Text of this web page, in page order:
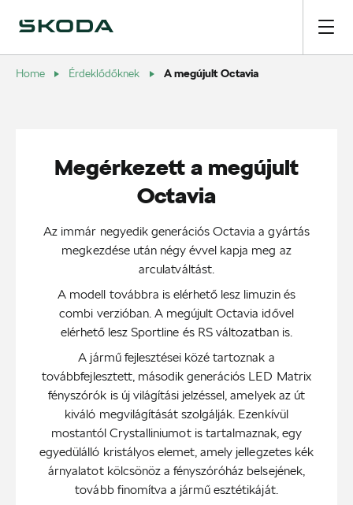
Home Érdeklődőknek A megújult Octavia
Megérkezett a megújult
Octavia
Az immár negyedik generációs Octavia a gyártás
megkezdése után négy évvel kapja meg az
arculatváltást.
A modell továbbra is elérhető lesz limuzin és
combi verzióban. A megújult Octavia idővel
elérhető lesz Sportline és RS változatban is.
A jármű fejlesztései közé tartoznak a
továbbfejlesztett, második generációs LED Matrix
fényszórók is új világítási jelzéssel, amelyek az út
kiváló megvilágítását szolgálják. Ezenkívül
mostantól Crystalliniumot is tartalmaznak, egy
egyedülálló kristályos elemet, amely jellegzetes kék
árnyalatot kölcsönöz a fényszóróház belsejének,
tovább finomítva a jármű esztétikáját.